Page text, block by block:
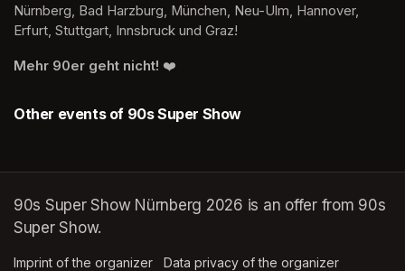
Nürnberg, Bad Harzburg, München, Neu-Ulm, Hannover,
Erfurt, Stuttgart, Innsbruck und Graz!
Mehr 90er geht nicht! ❤️
Other events of 90s Super Show
90s Super Show Nürnberg 2026 is an offer from 90s
Super Show.
Imprint of the organizer (opens in a new tab)
Data privacy of the organizer